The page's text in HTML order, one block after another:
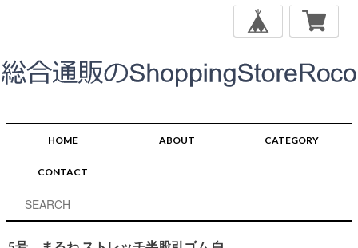
HOME ABOUT CATEGORY
CONTACT